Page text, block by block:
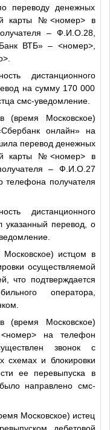
переводу денежных
карты № <номер> в
– Ф.И.О.28,
ВТБ» – <номер>,
.
дистанционного
на сумму 170 000
смс-уведомление.
Московское)
онлайн» на
перевод денежных
карты № <номер> в
– Ф.И.О.27
получателя
дистанционного
указанный перевод, о
истцом в
осуществляемой
что подтверждается
оператора,
Московское)
<номер>на телефон
звонок с
схемах и блокировки
ее перевыпуска в
направлено смс-
Московское) истец